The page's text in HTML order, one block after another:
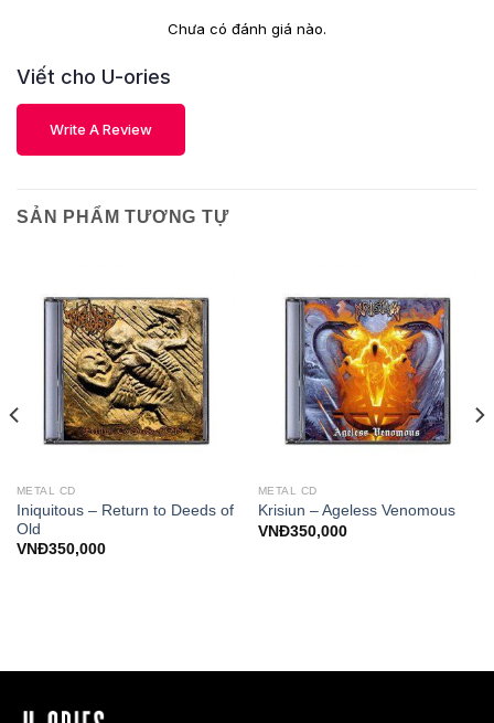
Chưa có đánh giá nào.
Viết cho U-ories
Write A Review
SẢN PHẨM TƯƠNG TỰ
METAL CD
Iniquitous – Return to Deeds of
Old
VNĐ350,000
METAL CD
Krisiun – Ageless Venomous
VNĐ350,000